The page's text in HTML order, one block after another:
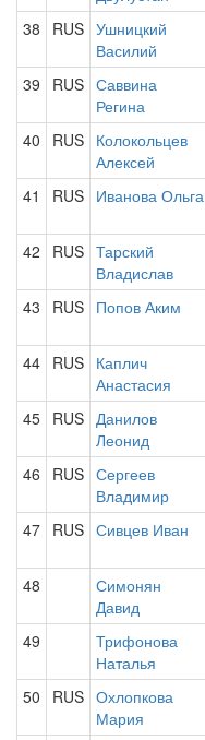
38
RUS Ушницкий
Василий
39 RUS Саввина
Регина
40 RUS Колокольцев
Алексей
41 RUS Иванова Ольга
42 RUS Тарский
Владислав
43 RUS Попов Аким
44 RUS Каплич
Анастасия
45 RUS Данилов
Леонид
46 RUS Сергеев
Владимир
47 RUS Сивцев Иван
48
Симонян
Давид
49
Трифонова
Наталья
50 RUS Охлопкова
Мария